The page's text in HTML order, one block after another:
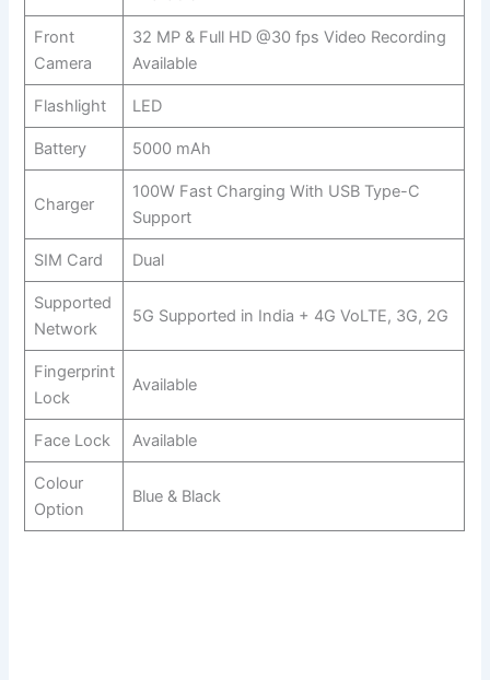
Front
Camera
32 MP & Full HD @30 fps Video Recording
Available
Flashlight LED
Battery 5000 mAh
Charger
100W Fast Charging With USB Type-C
Support
SIM Card Dual
Supported
Network
5G Supported in India + 4G VoLTE, 3G, 2G
Fingerprint
Lock
Available
Face Lock Available
Colour
Option
Blue & Black